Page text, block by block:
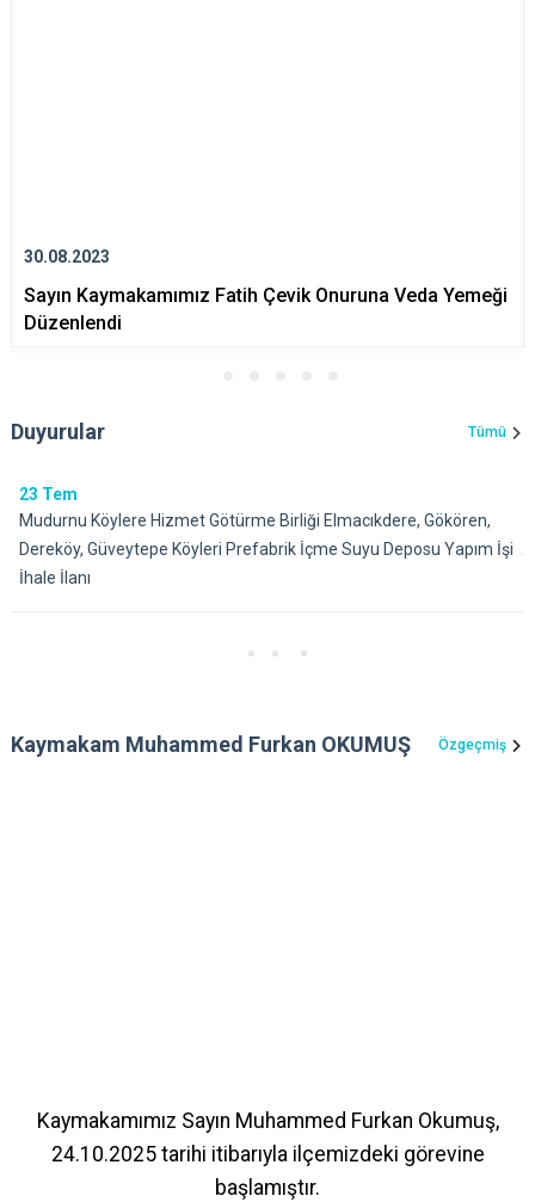
30.08.2023
Sayın Kaymakamımız Fatih Çevik Onuruna Veda Yemeği
Düzenlendi
Duyurular Tümü
23 Tem
Mudurnu Köylere Hizmet Götürme Birliği Elmacıkdere, Gökören,
Dereköy, Güveytepe Köyleri Prefabrik İçme Suyu Deposu Yapım İşi
İhale İlanı
Kaymakam Muhammed Furkan OKUMUŞ Özgeçmiş
Kaymakamımız Sayın Muhammed Furkan Okumuş,
24.10.2025 tarihi itibarıyla ilçemizdeki görevine
başlamıştır.